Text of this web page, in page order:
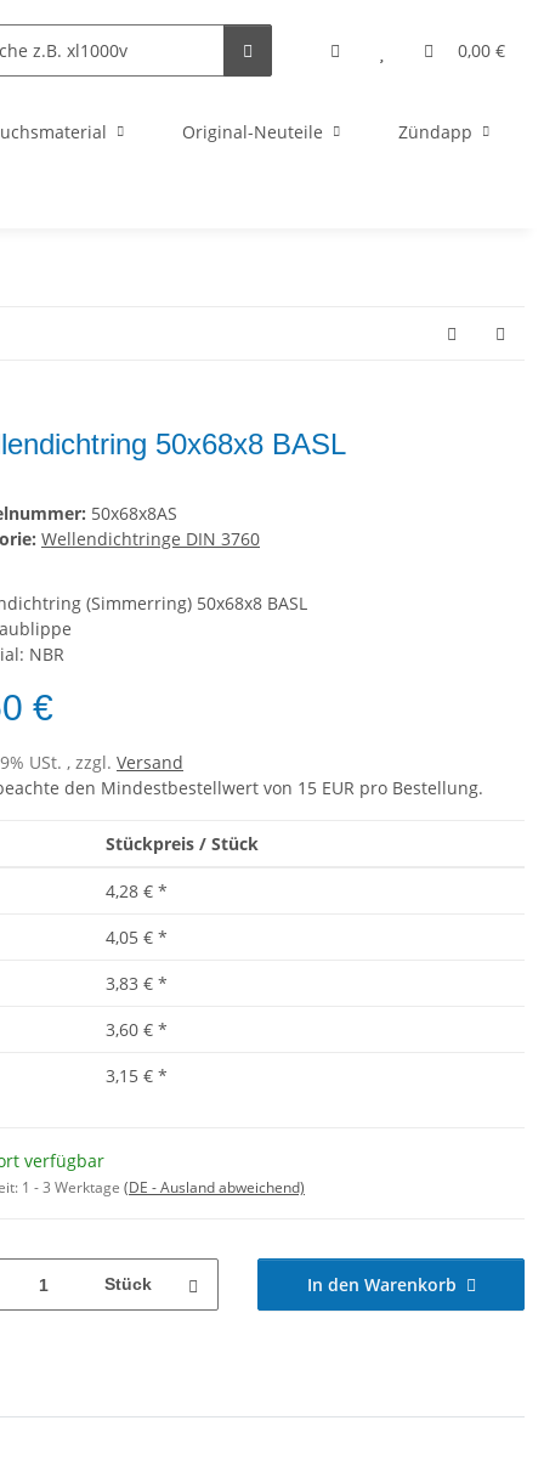
0,00 €
Original-Neuteile Zündapp
50x68x8 BASL
50x68x8AS
Wellendichtringe DIN 3760
(Simmerring) 50x68x8 BASL
NBR
€
USt. , zzgl. Versand
den Mindestbestellwert von 15 EUR pro Bestellung.
Stückpreis / Stück
4,28 € *
4,05 € *
3,83 € *
3,60 € *
3,15 € *
verfügbar
1 - 3 Werktage (DE - Ausland abweichend)
Stück In den Warenkorb